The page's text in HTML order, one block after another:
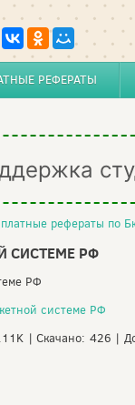
РЕФЕРАТЫ
рефераты по
СИСТЕМЕ РФ
РФ
системе РФ
| Скачано: 426